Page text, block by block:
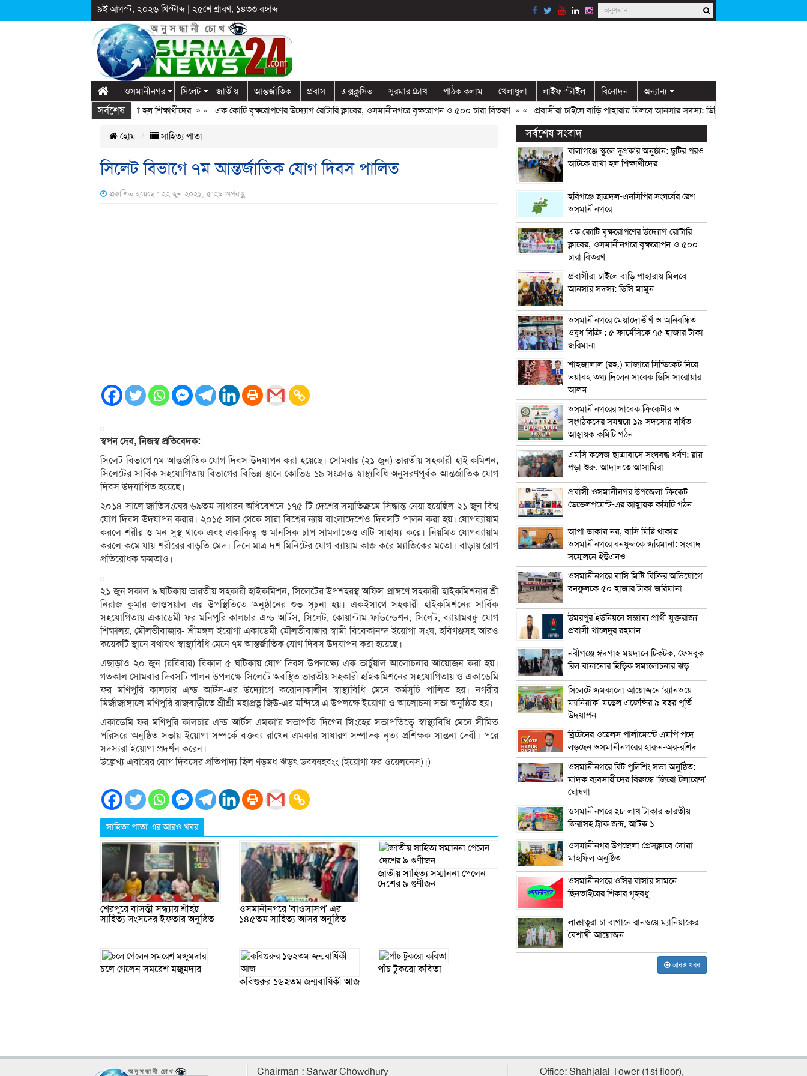
৯ই আগস্ট, ২০২৬ খ্রিস্টাব্দ| ২৫শে শ্রাবণ, ১৪৩৩ বঙ্গাব্দ
ওসমানীনগর সিলেট জাতীয় আন্তর্জাতিক প্রবাস এক্সক্লুসিভ সুরমার চোখ পাঠক কলাম খেলাধুলা লাইফ স্টাইল বিনোদন অন্যান্য
সর্বশেষ
অনুষ্ঠান: ছুটির পরও আটকে রাখা হল শিক্ষার্থীদের» « এক কোটি বৃক্ষরোপণের উদ্যোগ রোটারি ক্লাবের, ওসমানীনগরে বৃক্ষরোপন ও ৫০০ চারা বিতরণ» « প্রবাসীরা চাইলে বাড়ি পাহারায় মিলবে আনসার সদস্য: ডিসি মামুন
হোম সাহিত্য পাতা
সিলেট বিভাগে ৭ম আন্তর্জাতিক যোগ দিবস পালিত
প্রকাশিত হয়েছে : ২২ জুন ২০২১, ৫:২৯ অপরাহ্ণ
স্বপন দেব, নিজস্ব প্রতিবেদক:
সিলেট বিভাগে ৭ম আন্তর্জাতিক যোগ দিবস উদযাপন করা হয়েছে। সোমবার (২১ জুন) ভারতীয় সহকারী হাই কমিশন,
সিলেটের সার্বিক সহযোগিতায় বিভাগের বিভিন্ন স্থানে কোভিড-১৯ সংক্রান্ত স্বাস্থ্যবিধি অনুসরণপূর্বক আন্তর্জাতিক যোগ
দিবস উদযাপিত হয়েছে।
২০১৪ সালে জাতিসংঘের ৬৯তম সাধারন অধিবেশনে ১৭৫ টি দেশের সম্মতিক্রমে সিদ্ধান্ত নেয়া হয়েছিল ২১ জুন বিশ্ব
যোগ দিবস উদযাপন করার। ২০১৫ সাল থেকে সারা বিশ্বের ন্যায় বাংলাদেশেও দিবসটি পালন করা হয়। যোগব্যায়াম
করলে শরীর ও মন সুস্থ থাকে এবং একাকিত্ব ও মানসিক চাপ সামলাতেও এটি সাহায্য করে। নিয়মিত যোগব্যায়াম
করলে কমে যায় শরীরের বাড়তি মেদ। দিনে মাত্র দশ মিনিটের যোগ ব্যায়াম কাজ করে ম্যাজিকের মতো। বাড়ায় রোগ
প্রতিরোধক ক্ষমতাও।
২১ জুন সকাল ৯ ঘটিকায় ভারতীয় সহকারী হাইকমিশন, সিলেটের উপশহরস্থ অফিস প্রাঙ্গণে সহকারী হাইকমিশনার শ্রী
নিরাজ কুমার জাওসয়াল এর উপস্থিতিতে অনুষ্ঠানের শুভ সূচনা হয়। একইসাথে সহকারী হাইকমিশনের সার্বিক
সহযোগিতায় একাডেমী ফর মনিপুরি কালচার এন্ড আর্টস, সিলেট, কোয়ান্টাম ফাউন্ডেশন, সিলেট, ব্যায়ামবন্ধু যোগ
শিক্ষালয়, মৌলভীবাজার- শ্রীমঙ্গল ইয়োগা একাডেমী মৌলভীবাজার স্বামী বিবেকানন্দ ইয়োগা সংঘ, হবিগঞ্জসহ আরও
কয়েকটি স্থানে যথাযথ স্বাস্থ্যবিধি মেনে ৭ম আন্তর্জাতিক যোগ দিবস উদযাপন করা হয়েছে।
এছাড়াও ২০ জুন (রবিবার) বিকাল ৫ ঘটিকায় যোগ দিবস উপলক্ষ্যে এক ভার্চুয়াল আলোচনার আয়োজন করা হয়।
গতকাল সোমবার দিবসটি পালন উপলক্ষে সিলেটে অবস্থিত ভারতীয় সহকারী হাইকমিশনের সহযোগিতায় ও একাডেমি
ফর মণিপুরি কালচার এন্ড আর্টস-এর উদ্যোগে করোনাকালীন স্বাস্থ্যবিধি মেনে কর্মসূচি পালিত হয়। নগরীর
মির্জাজাঙ্গালে মণিপুরি রাজবাড়ীতে শ্রীশ্রী মহাপ্রভু জিউ-এর মন্দিরে এ উপলক্ষে ইয়োগা ও আলোচনা সভা অনুষ্ঠিত হয়।
একাডেমি ফর মণিপুরি কালচার এন্ড আর্টস এমকা’র সভাপতি দিগেন সিংহের সভাপতিত্বে স্বাস্থ্যবিধি মেনে সীমিত
পরিসরে অনুষ্ঠিত সভায় ইয়োগা সম্পর্কে বক্তব্য রাখেন এমকার সাধারণ সম্পাদক নৃত্য প্রশিক্ষক সান্তনা দেবী। পরে
সদস্যরা ইয়োগা প্রদর্শন করেন।
উল্লেখ্য এবারের যোগ দিবসের প্রতিপাদ্য ছিল ণড়মধ ঋড়ৎ ডবষষহবংং (ইয়োগা ফর ওয়েলনেস)।)
সাহিত্য পাতা এর আরও খবর
শেরপুরে বাসন্তী সন্ধ্যায় শ্রীহট্ট
সাহিত্য সংসদের ইফতার অনুষ্ঠিত
ওসমানীনগরে ‘বাওসাসপ’ এর
১৪৫তম সাহিত্য আসর অনুষ্ঠিত
জাতীয় সাহিত্য সম্মাননা পেলেন
দেশের ৯ গুণীজন
চলে গেলেন সমরেশ মজুমদার
কবিগুরুর ১৬২তম জন্মবার্ষিকী আজ
পাঁচ টুকরো কবিতা
সর্বশেষ সংবাদ
বালাগঞ্জে স্কুলে দুপ্রক’র অনুষ্ঠান: ছুটির পরও
আটকে রাখা হল শিক্ষার্থীদের
হবিগঞ্জে ছাত্রদল-এনসিপির সংঘর্ষের রেশ
ওসমানীনগরে
এক কোটি বৃক্ষরোপণের উদ্যোগ রোটারি
ক্লাবের, ওসমানীনগরে বৃক্ষরোপন ও ৫০০
চারা বিতরণ
প্রবাসীরা চাইলে বাড়ি পাহারায় মিলবে
আনসার সদস্য: ডিসি মামুন
ওসমানীনগরে মেয়াদোত্তীর্ণ ও অনিবন্ধিত
ওষুধ বিক্রি : ৫ ফার্মেসিকে ৭৫ হাজার টাকা
জরিমানা
শাহজালাল (রহ.) মাজারে সিন্ডিকেট নিয়ে
ভয়াবহ তথ্য দিলেন সাবেক ডিসি সারোয়ার
আলম
ওসমানীনগরের সাবেক ক্রিকেটার ও
সংগঠকদের সমন্বয়ে ১৯ সদস্যের বর্ধিত
আহ্বায়ক কমিটি গঠন
এম‌সি কলেজ ছাত্রাবাসে সংঘবদ্ধ ধর্ষণ: রায়
পড়া শুরু, আদালতে আসামিরা
প্রবাসী ওসমানীনগর উপজেলা ক্রিকেট
ডেভেলপমেন্ট-এর আহ্বায়ক কমিটি গঠন
আপা ডাকায় নয়, বাসি মিষ্টি থাকায়
ওসমানীনগরে বনফুলকে জরিমানা: সংবাদ
সম্মেলনে ইউএনও
ওসমানীনগরে বাসি মিষ্টি বিক্রির অভিযোগে
বনফুলকে ৫০ হাজার টাকা জরিমানা
উমরপুর ইউনিয়নে সম্ভাব্য প্রার্থী যুক্তরাজ্য
প্রবাসী খালেদুর রহমান
নবীগঞ্জে ঈদগাহ ময়দানে টিকটক, ফেসবুক
রিল বানানোর হিড়িক সমালোচনার ঝড়
সিলেটে জমকালো আয়োজনে ‘র‍্যানওয়ে
ম্যানিয়াক’ মডেল এজেন্সির ৯ বছর পূর্তি
উদযাপন
ব্রিটেনের ওয়েলস পার্লামেন্টে এমপি পদে
লড়ছেন ওসমানীনগরের হারুন-অর-রশিদ
ওসমানীনগরে বিট পুলিশিং সভা অনুষ্ঠিত:
মাদক ব্যবসায়ীদের বিরুদ্ধে ‘জিরো টলারেন্স’
ঘোষণা
ওসমানীনগরে ২৮ লাখ টাকার ভারতীয়
জিরাসহ ট্রাক জব্দ, আটক ১
ওসমানীনগর উপজেলা প্রেসক্লাবে দোয়া
মাহফিল অনুষ্ঠিত
ওসমানীনগরে ওসির বাসার সামনে
ছিনতাইয়ের শিকার গৃহবধু
লাক্কাতুরা চা বাগানে রানওয়ে ম্যানিয়াকের
বৈশাখী আয়োজন
আরও খবর
Chairman : Sarwar Chowdhury Office: Shahjalal Tower (1st floor),